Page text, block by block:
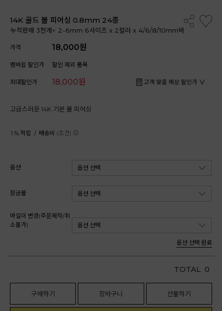
14K 골드 볼 피어싱 0.8mm 24종
누적판매 3천개↑ 2-6mm 6사이즈 x 2컬러 x 4/6/8/10mm바
가격 18,000원
멤버쉽 할인가 할인 제외 품목
최대할인가 18,000원 고객 맞춤 예상 할인가
고급스러운 14K 기본 볼 피어싱
1 % 적립 / 배송비 (조건)
옵션
잠금볼
바길이 변경(주문제작/취
소불가)
옵션 선택 완료
TOTAL 0
구매하기 장바구니 선물하기